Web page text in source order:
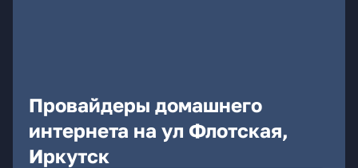
Провайдеры домашнего
интернета на ул Флотская,
Иркутск